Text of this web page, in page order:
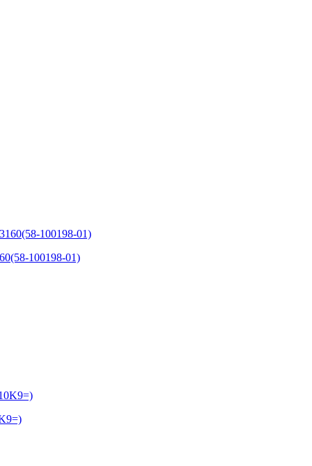
100198-01)